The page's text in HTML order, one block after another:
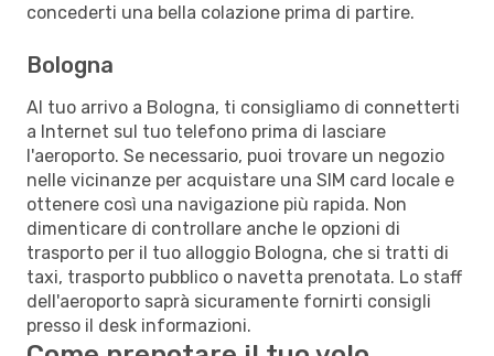
concederti una bella colazione prima di partire.
Bologna
Al tuo arrivo a Bologna, ti consigliamo di connetterti
a Internet sul tuo telefono prima di lasciare
l'aeroporto. Se necessario, puoi trovare un negozio
nelle vicinanze per acquistare una SIM card locale e
ottenere così una navigazione più rapida. Non
dimenticare di controllare anche le opzioni di
trasporto per il tuo alloggio Bologna, che si tratti di
taxi, trasporto pubblico o navetta prenotata. Lo staff
dell'aeroporto saprà sicuramente fornirti consigli
presso il desk informazioni.